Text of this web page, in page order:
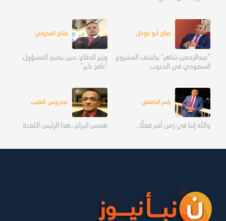
صالح أبو عوذل
"عبدالرحمن شاهر" يكشف المشروع
السعودي في الجنوب
فتاح المحرمي
وزير الدفاع: حين يصبح المسؤول
"نافخ كير"
ياسر اليافعي
والله إننا في زمن أغبر فعلًا..
عيدروس النقيب
همس اليراع...هذا الرئيس اللعنة